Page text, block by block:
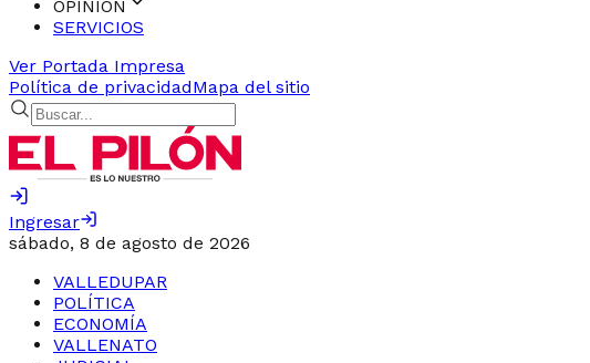
OPINIÓN
SERVICIOS
Ver Portada Impresa
Política de privacidadMapa del sitio
Ingresar
sábado, 8 de agosto de 2026
VALLEDUPAR
POLÍTICA
ECONOMÍA
VALLENATO